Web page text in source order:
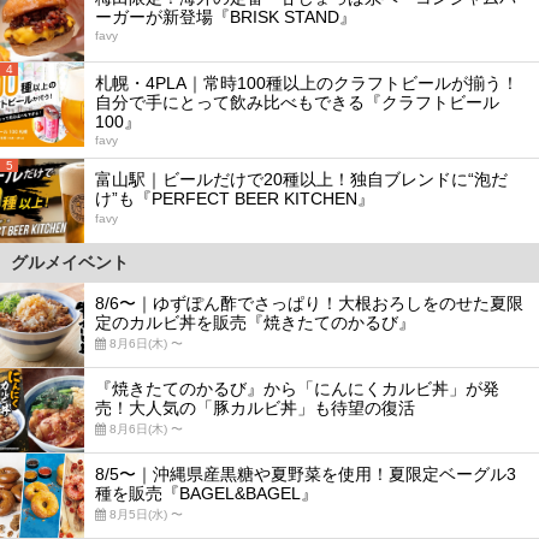
ーガーが新登場『BRISK STAND』
favy
4
札幌・4PLA｜常時100種以上のクラフトビールが揃う！
自分で手にとって飲み比べもできる『クラフトビール
100』
favy
5
富山駅｜ビールだけで20種以上！独自ブレンドに“泡だ
け”も『PERFECT BEER KITCHEN』
favy
グルメイベント
8/6〜｜ゆずぽん酢でさっぱり！大根おろしをのせた夏限
定のカルビ丼を販売『焼きたてのかるび』
8月6日(木) 〜
『焼きたてのかるび』から「にんにくカルビ丼」が発
売！大人気の「豚カルビ丼」も待望の復活
8月6日(木) 〜
8/5〜｜沖縄県産黒糖や夏野菜を使用！夏限定ベーグル3
種を販売『BAGEL&BAGEL』
8月5日(水) 〜